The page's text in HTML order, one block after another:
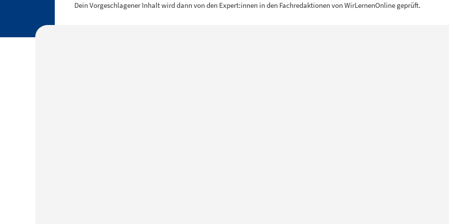
Dein Vorgeschlagener Inhalt wird dann von den Expert:innen in den Fachredaktionen von WirLernenOnline geprüft.